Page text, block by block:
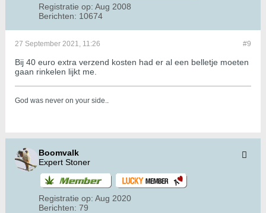
Registratie op: Aug 2008
Berichten: 10674
#9
27 September 2021, 11:26
Bij 40 euro extra verzend kosten had er al een belletje moeten
gaan rinkelen lijkt me.
God was never on your side..
Boomvalk
Expert Stoner
Registratie op: Aug 2020
Berichten: 79